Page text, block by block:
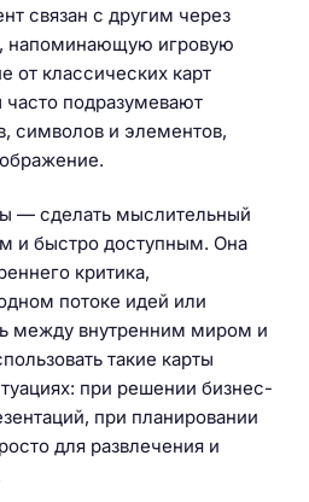
связан с другим через
напоминающую игровую
от классических карт
подразумевают
символов и элементов,
— сделать мыслительный
и быстро доступным. Она
критика,
потокe идей или
между внутренним миром и
такие карты
при решении бизнес-
при планировании
для развлечения и